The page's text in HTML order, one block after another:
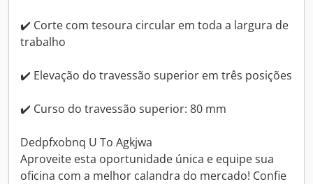
✔️ Corte com tesoura circular em toda a largura de
trabalho
✔️ Elevação do travessão superior em três posições
✔️ Curso do travessão superior: 80 mm
Dedpfxobnq U To Agkjwa
Aproveite esta oportunidade única e equipe sua
oficina com a melhor calandra do mercado! Confie